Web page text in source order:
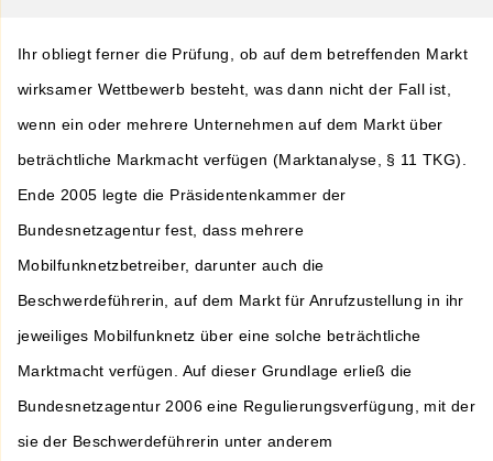
Ihr obliegt ferner die Prüfung, ob auf dem betreffenden Markt
wirksamer Wettbewerb besteht, was dann nicht der Fall ist,
wenn ein oder mehrere Unternehmen auf dem Markt über
beträchtliche Markmacht verfügen (Marktanalyse, § 11 TKG).
Ende 2005 legte die Präsidentenkammer der
Bundesnetzagentur fest, dass mehrere
Mobilfunknetzbetreiber, darunter auch die
Beschwerdeführerin, auf dem Markt für Anrufzustellung in ihr
jeweiliges Mobilfunknetz über eine solche beträchtliche
Marktmacht verfügen. Auf dieser Grundlage erließ die
Bundesnetzagentur 2006 eine Regulierungsverfügung, mit der
sie der Beschwerdeführerin unter anderem